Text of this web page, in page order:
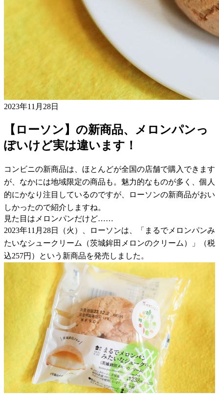
2023年11月28日
【ローソン】の新商品、メロンパンっ
ぽいけど実は違います！
コンビニの新商品は、ほとんどが全国の店舗で購入できます
が、なかには地域限定の商品も。魅力的なものが多く、個人
的にかなり注目しているのですが、ローソンの新商品がおい
しかったので紹介しますね。
見た目はメロンパンだけど……
2023年11月28日（火）、ローソンは、「まるでメロンパンみ
たいなシュークリーム（茨城鉾田メロンのクリーム）」（税
込257円）という新商品を発売しました。